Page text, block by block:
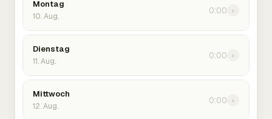
Montag
10. Aug.
0:00 ›
Dienstag
11. Aug.
0:00 ›
Mittwoch
12. Aug.
0:00 ›